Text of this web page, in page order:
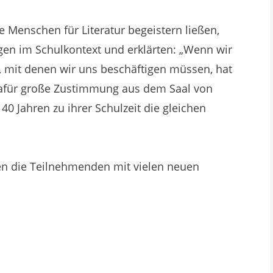
Menschen für Literatur begeistern ließen,
im Schulkontext und erklärten: „Wenn wir
denen wir uns beschäftigen müssen, hat
große Zustimmung aus dem Saal von
Jahren zu ihrer Schulzeit die gleichen
die Teilnehmenden mit vielen neuen